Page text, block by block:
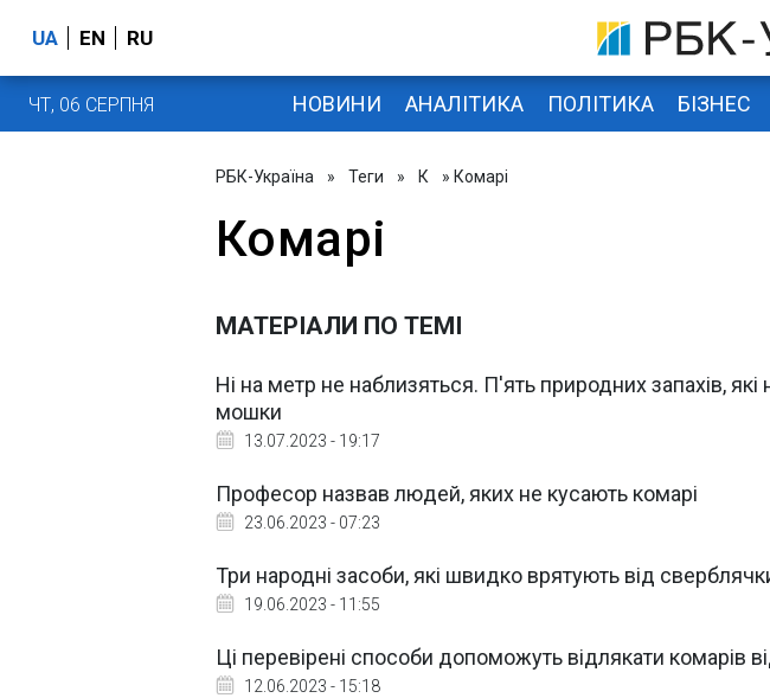
UA EN RU
ЧТ, 06 СЕРПНЯ НОВИНИ АНАЛІТИКА ПОЛІТИКА БІЗНЕС
РБК-Україна » Теги » К » Комарі
Комарі
МАТЕРІАЛИ ПО ТЕМІ
Ні на метр не наблизяться. П'ять природних запахів, які
мошки
13.07.2023 - 19:17
Професор назвав людей, яких не кусають комарі
23.06.2023 - 07:23
Три народні засоби, які швидко врятують від
19.06.2023 - 11:55
Ці перевірені способи допоможуть відлякати комарів
12.06.2023 - 15:18